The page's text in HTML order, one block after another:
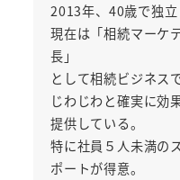
2013年、40歳で独立
現在は「相続マーケ
長」
として相続ビジネス
じわじわと確実に効
提供している。
特に社員５人未満の
ポートが得意。